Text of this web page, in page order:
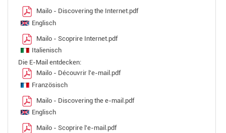
Mailo - Discovering the Internet.pdf
Englisch
Mailo - Scoprire Internet.pdf
Italienisch
Die E-Mail entdecken:
Mailo - Découvrir l'e-mail.pdf
Französisch
Mailo - Discovering the e-mail.pdf
Englisch
Mailo - Scoprire l'e-mail.pdf